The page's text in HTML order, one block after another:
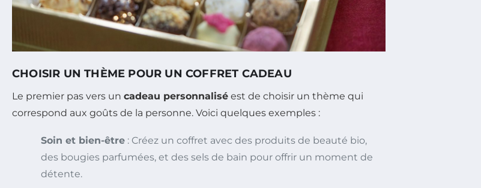
CHOISIR UN THÈME POUR UN COFFRET CADEAU
Le premier pas vers un cadeau personnalisé est de choisir un thème qui
correspond aux goûts de la personne. Voici quelques exemples :
Soin et bien-être : Créez un coffret avec des produits de beauté bio,
des bougies parfumées, et des sels de bain pour offrir un moment de
détente.